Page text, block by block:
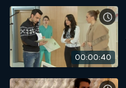
00:00:40